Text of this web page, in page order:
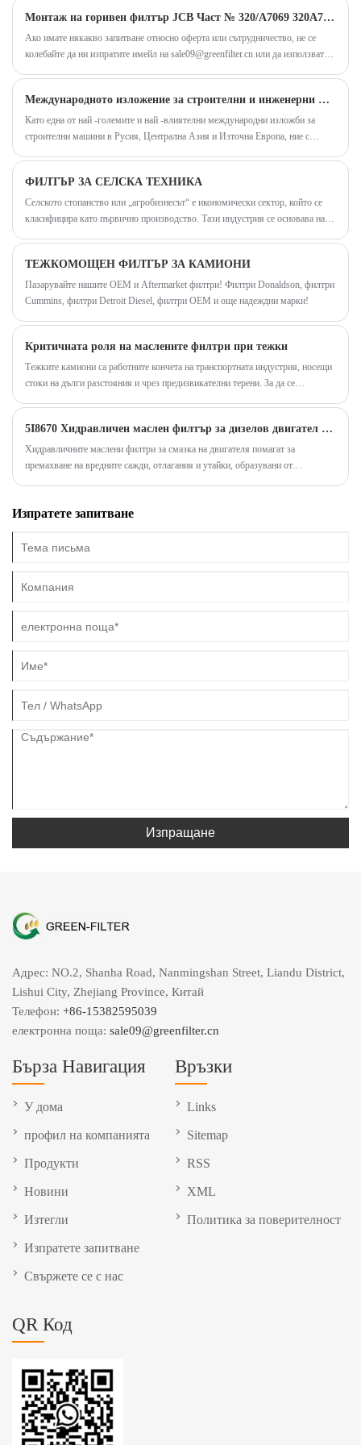
сега! Бърза доставка. Конкурентна цена.
Китайски OEM маслен филтър P550779
Производител за серия John Deere.
Монтаж на горивен филтър JCB Част № 320/A7069 320A7069
Ако имате някакво запитване относно оферта или сътрудничество, не се
колебайте да ни изпратите имейл на sale09@greenfilter.cn или да използвате
продукти.
Международното изложение за строителни и инженерни машини на 25 -та Русия (CTT Expo 2025)
Като една от най -големите и най -влиятелни международни изложби за
строителни машини в Русия, Централна Азия и Източна Европа, ние с
ФИЛТЪР ЗА СЕЛСКА ТЕХНИКА
Селското стопанство или „агробизнесът“ е икономически сектор, който се
класифицира като първично производство. Тази индустрия се основава на
ТЕЖКОМОЩЕН ФИЛТЪР ЗА КАМИОНИ
Пазарувайте нашите OEM и Aftermarket филтри! Филтри Donaldson, филтри
Cummins, филтри Detroit Diesel, филтри OEM и още надеждни марки!
Критичната роля на маслените филтри при тежки
Тежките камиони са работните кончета на транспортната индустрия, носещи
стоки на дълги разстояния и чрез предизвикателни терени. За да се
критичните компоненти са маслените филтри, филтрите за тежкотоварни
камиони и хидравличните филтри. Тази статия изследва техните функции,
видове и ползи, като подчертава тяхното значение в сектора на
5I8670 Хидравличен маслен филтър за дизелов двигател за CAT
Хидравличните маслени филтри за смазка на двигателя помагат за
премахване на вредните сажди, отлагания и утайки, образувани от
Изпратете запитване
Изпращане
Адрес: NO.2, Shanha Road, Nanmingshan Street, Liandu District,
Lishui City, Zhejiang Province, Китай
Телефон: +86-15382595039
електронна поща: sale09@greenfilter.cn
Бърза Навигация
У дома
профил на компанията
Продукти
Новини
Изтегли
Изпратете запитване
Свържете се с нас
Връзки
Links
Sitemap
RSS
XML
Политика за поверителност
QR Код